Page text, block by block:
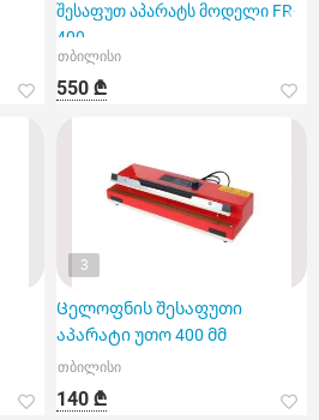
შესაფუთ აპარატს მოდელი FR-
400
თბილისი
550 ₾
3
Ცელოფნის შესაფუთი
აპარატი უთო 400 მმ
თბილისი
140 ₾